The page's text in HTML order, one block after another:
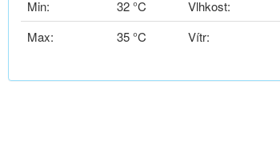
Min:
32 °C Vlhkost:
Max:
35 °C Vítr: